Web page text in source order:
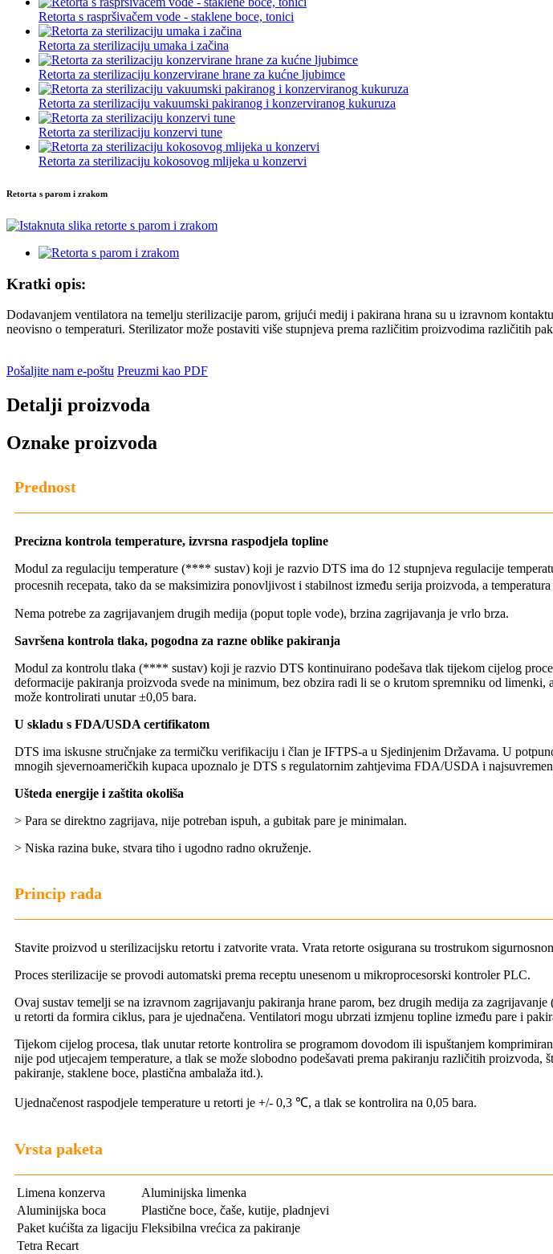
Retorta s raspršivačem vode - staklene boce, tonici
Retorta za sterilizaciju umaka i začina
Retorta za sterilizaciju konzervirane hrane za kućne ljubimce
Retorta za sterilizaciju vakuumski pakiranog i konzerviranog kukuruza
Retorta za sterilizaciju konzervi tune
Retorta za sterilizaciju kokosovog mlijeka u konzervi
Retorta s parom i zrakom
Kratki opis:
Dodavanjem ventilatora na temelju sterilizacije parom, grijući medij i pakirana hrana su u izravnom
neovisno o temperaturi. Sterilizator može postaviti više stupnjeva prema različitim proizvodima različitih
Pošaljite nam e-poštu Preuzmi kao PDF
Detalji proizvoda
Oznake proizvoda
Prednost
Precizna kontrola temperature, izvrsna raspodjela topline
Modul za regulaciju temperature (**** sustav) koji je razvio DTS ima do 12 stupnjeva regulacije
procesnih recepata, tako da se maksimizira ponovljivost i stabilnost između serija proizvoda, a
Nema potrebe za zagrijavanjem drugih medija (poput tople vode), brzina zagrijavanja je vrlo brza.
Savršena kontrola tlaka, pogodna za razne oblike pakiranja
Modul za kontrolu tlaka (**** sustav) koji je razvio DTS kontinuirano podešava tlak tijekom cijelog
deformacije pakiranja proizvoda svede na minimum, bez obzira radi li se o krutom spremniku od
može kontrolirati unutar ±0,05 bara.
U skladu s FDA/USDA certifikatom
DTS ima iskusne stručnjake za termičku verifikaciju i član je IFTPS-a u Sjedinjenim Državama. U
mnogih sjevernoameričkih kupaca upoznalo je DTS s regulatornim zahtjevima FDA/USDA i
Ušteda energije i zaštita okoliša
> Para se direktno zagrijava, nije potreban ispuh, a gubitak pare je minimalan.
> Niska razina buke, stvara tiho i ugodno radno okruženje.
Princip rada
Stavite proizvod u sterilizacijsku retortu i zatvorite vrata. Vrata retorte osigurana su trostrukom
Proces sterilizacije se provodi automatski prema receptu unesenom u mikroprocesorski kontroler PLC.
Ovaj sustav temelji se na izravnom zagrijavanju pakiranja hrane parom, bez drugih medija za
u retorti da formira ciklus, para je ujednačena. Ventilatori mogu ubrzati izmjenu topline između pare i
Tijekom cijelog procesa, tlak unutar retorte kontrolira se programom dovodom ili ispuštanjem
nije pod utjecajem temperature, a tlak se može slobodno podešavati prema pakiranju različitih
pakiranje, staklene boce, plastična ambalaža itd.).
Ujednačenost raspodjele temperature u retorti je +/- 0,3 ℃, a tlak se kontrolira na 0,05 bara.
Vrsta paketa
Limena konzerva
Aluminijska limenka
Aluminijska boca
Plastične boce, čaše, kutije, pladnjevi
Paket kućišta za ligaciju Fleksibilna vrećica za pakiranje
Tetra Recart